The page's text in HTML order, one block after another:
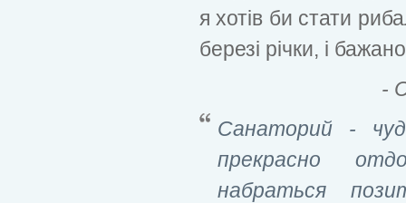
я хотів би стати
березі річки, і
-
Санаторий -
прекрасно
набраться